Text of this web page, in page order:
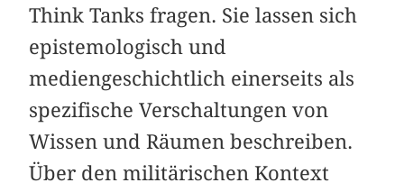
Think Tanks fragen. Sie lassen sich
epistemologisch und
mediengeschichtlich einerseits als
spezifische Verschaltungen von
Wissen und Räumen beschreiben.
Über den militärischen Kontext